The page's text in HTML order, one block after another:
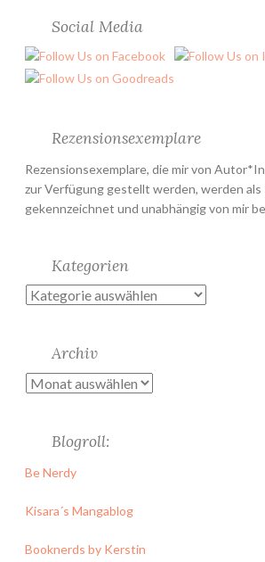
Social Media
Rezensionsexemplare
Rezensionsexemplare, die mir von
zur Verfügung gestellt werden, werden als
gekennzeichnet und unabhängig von mir
Kategorien
Kategorien
Archiv
Archiv
Blogroll:
Be Nerdy
Kisara´s Mangablog
Booknerds by Kerstin